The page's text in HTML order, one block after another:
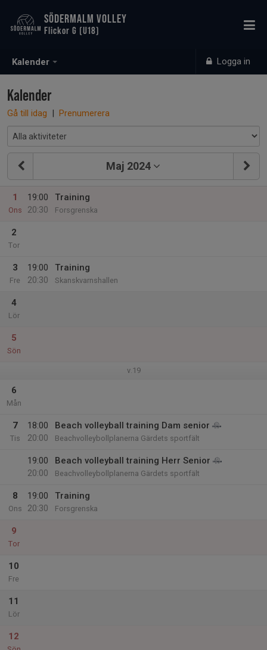
Kalender Logga in
SÖDERMALM VOLLEY
Flickor G (U18)
Kalender
Gå till idag | Prenumerera
Maj 2024
1
Ons
19:00
20:30
Training
Forsgrenska
2
Tor
3
Fre
19:00
20:30
Training
Skanskvarnshallen
4
Lör
5
Sön
v.19
6
Mån
7
Tis
18:00
20:00
Beach volleyball training Dam senior
Beachvolleybollplanerna Gärdets sportfält
19:00
20:00
Beach volleyball training Herr Senior
Beachvolleybollplanerna Gärdets sportfält
8
Ons
19:00
20:30
Training
Forsgrenska
9
Tor
10
Fre
11
Lör
12